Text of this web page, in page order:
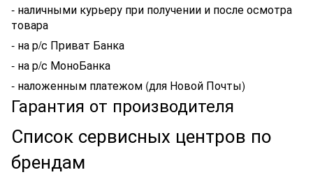
- наличными курьеру при получении и после осмотра
товара
- на р/с Приват Банка
- на р/с МоноБанка
- наложенным платежом (для Новой Почты)
Гарантия от производителя
Список сервисных центров по
брендам